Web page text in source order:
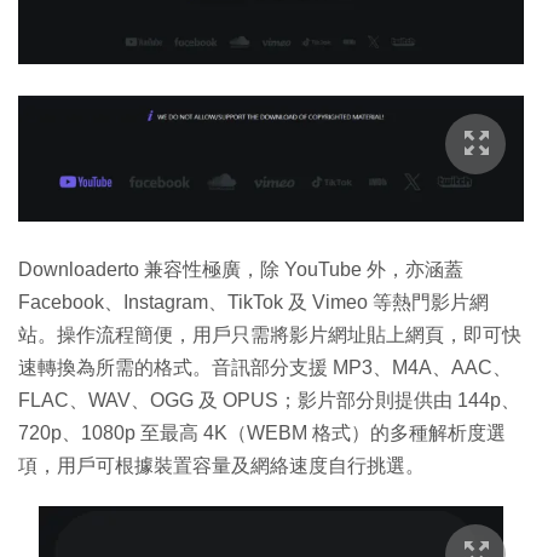
Downloaderto 兼容性極廣，除 YouTube 外，亦涵蓋
Facebook、Instagram、TikTok 及 Vimeo 等熱門影片網
站。操作流程簡便，用戶只需將影片網址貼上網頁，即可快
速轉換為所需的格式。音訊部分支援 MP3、M4A、AAC、
FLAC、WAV、OGG 及 OPUS；影片部分則提供由 144p、
720p、1080p 至最高 4K（WEBM 格式）的多種解析度選
項，用戶可根據裝置容量及網絡速度自行挑選。